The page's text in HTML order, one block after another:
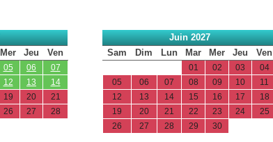
Mer Jeu Ven
05 06
07
12 13
14
19 20
21
26 27
28
Juin 2027
Sam
Dim Lun Mar Mer Jeu Ven
01 02 03
04
05
06 07 08 09 10
11
12
13 14 15 16 17
18
19
20 21 22 23 24
25
26
27 28 29 30